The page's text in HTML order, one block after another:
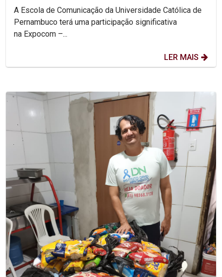
A Escola de Comunicação da Universidade Católica de
Pernambuco terá uma participação significativa
na Expocom –...
LER MAIS